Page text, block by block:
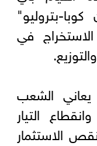
بتروليو"
في
الشعب
التيار
الاستثمار